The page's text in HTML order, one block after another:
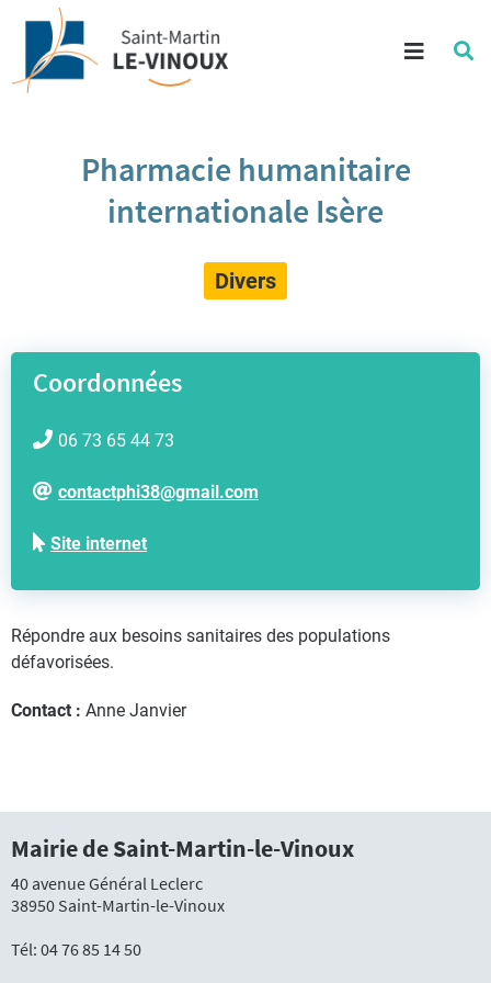
Aller au contenu
Aller à la recherche
Menu
Pharmacie humanitaire
internationale Isère
Divers
Coordonnées
06 73 65 44 73
contactphi38@gmail.com
Site internet
Répondre aux besoins sanitaires des populations
défavorisées.
Contact : Anne Janvier
Mairie de Saint-Martin-le-Vinoux
40 avenue Général Leclerc
38950 Saint-Martin-le-Vinoux
Tél: 04 76 85 14 50